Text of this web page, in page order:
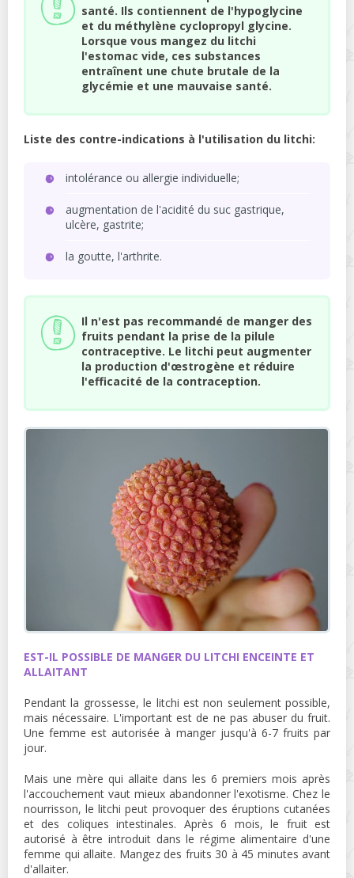
santé. Ils contiennent de l'hypoglycine
et du méthylène cyclopropyl glycine.
Lorsque vous mangez du litchi
l'estomac vide, ces substances
entraînent une chute brutale de la
glycémie et une mauvaise santé.
Liste des contre-indications à l'utilisation du litchi:
intolérance ou allergie individuelle;
augmentation de l'acidité du suc gastrique,
ulcère, gastrite;
la goutte, l'arthrite.
Il n'est pas recommandé de manger des
fruits pendant la prise de la pilule
contraceptive. Le litchi peut augmenter
la production d'œstrogène et réduire
l'efficacité de la contraception.
EST-IL POSSIBLE DE MANGER DU LITCHI ENCEINTE ET
ALLAITANT
Pendant la grossesse, le litchi est non seulement possible,
mais nécessaire. L'important est de ne pas abuser du fruit.
Une femme est autorisée à manger jusqu'à 6-7 fruits par
jour.
Mais une mère qui allaite dans les 6 premiers mois après
l'accouchement vaut mieux abandonner l'exotisme. Chez le
nourrisson, le litchi peut provoquer des éruptions cutanées
et des coliques intestinales. Après 6 mois, le fruit est
autorisé à être introduit dans le régime alimentaire d'une
femme qui allaite. Mangez des fruits 30 à 45 minutes avant
d'allaiter.